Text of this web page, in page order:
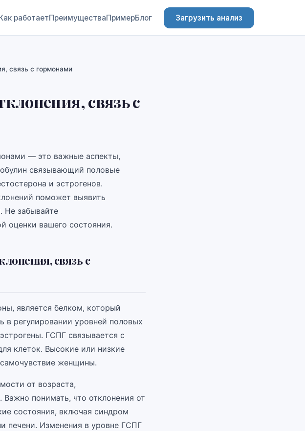
работаетПреимуществаПримерБлог Загрузить анализ
связь с гормонами
связь с
— это важные аспекты,
связывающий половые
и эстрогенов.
поможет выявить
Не забывайте
оценки вашего состояния.
связь с
является белком, который
в регулировании уровней половых
ГСПГ связывается с
клеток. Высокие или низкие
женщины.
от возраста,
понимать, что отклонения от
состояния, включая синдром
печени. Изменения в уровне ГСПГ